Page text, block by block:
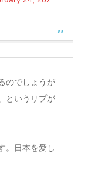
のでしょうが
というリプが
。日本を愛し